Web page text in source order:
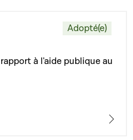
Adopté(e)
à l'aide publique au